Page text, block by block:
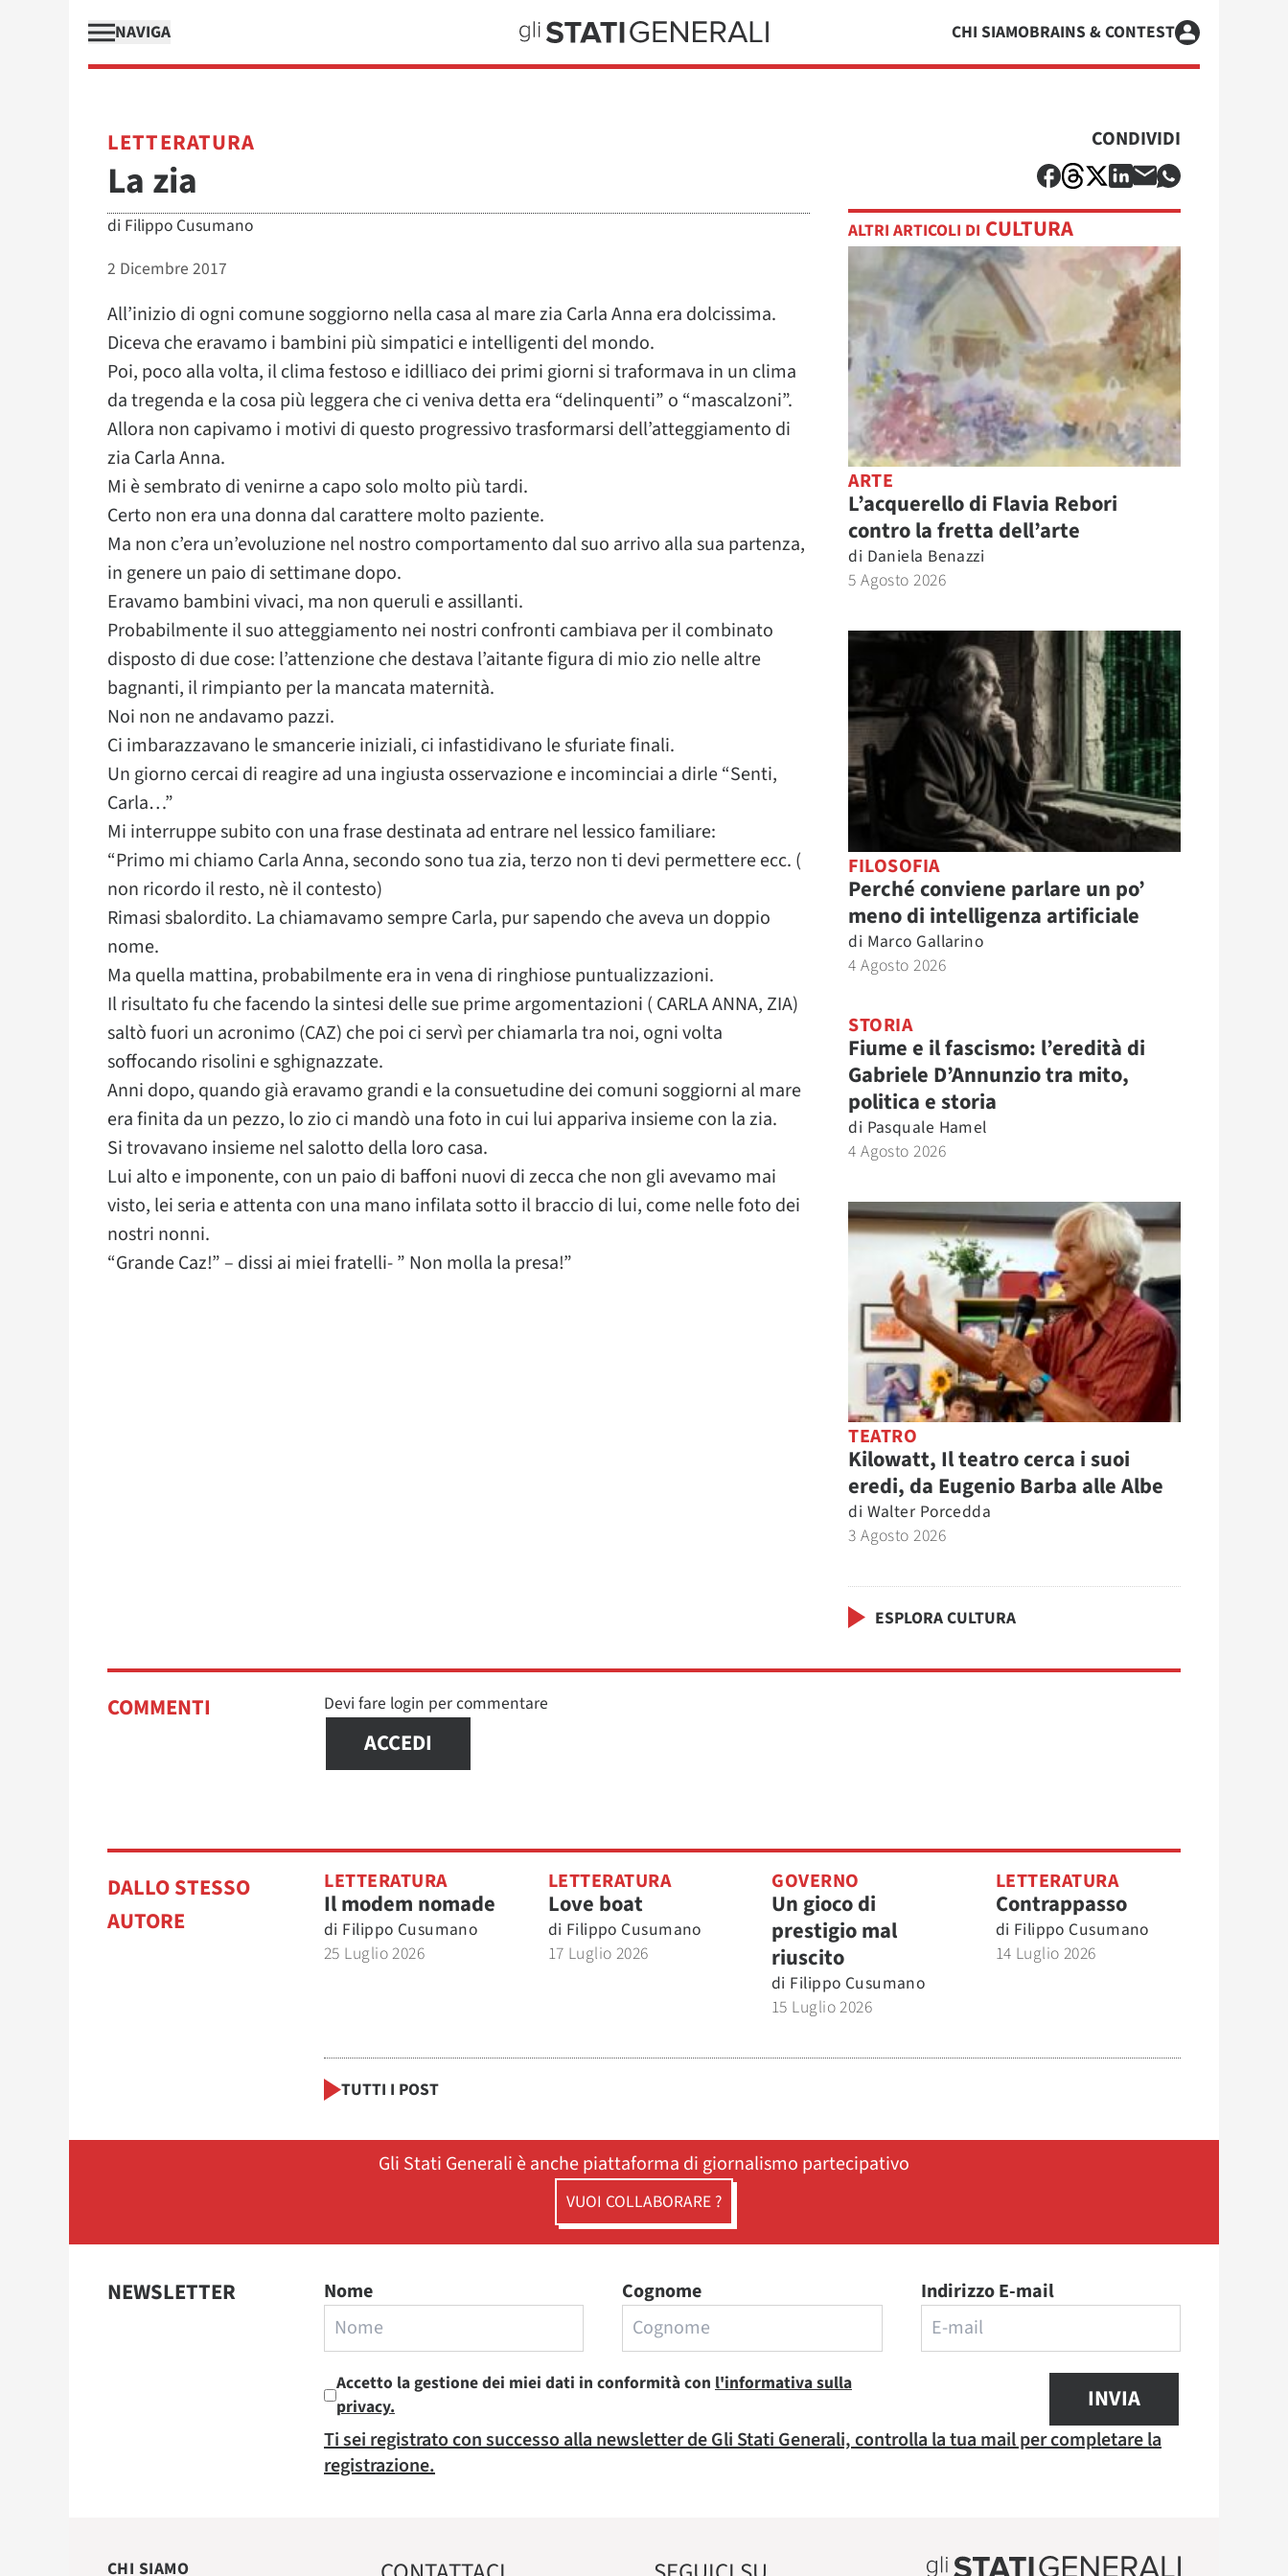
NAVIGA CHI SIAMOBRAINS & CONTEST
LETTERATURA
La zia
di Filippo Cusumano
2 Dicembre 2017
All’inizio di ogni comune soggiorno nella casa al mare zia Carla Anna era dolcissima.
Diceva che eravamo i bambini più simpatici e intelligenti del mondo.
Poi, poco alla volta, il clima festoso e idilliaco dei primi giorni si traformava in un clima
da tregenda e la cosa più leggera che ci veniva detta era “delinquenti” o “mascalzoni”.
Allora non capivamo i motivi di questo progressivo trasformarsi dell’atteggiamento di
zia Carla Anna.
Mi è sembrato di venirne a capo solo molto più tardi.
Certo non era una donna dal carattere molto paziente.
Ma non c’era un’evoluzione nel nostro comportamento dal suo arrivo alla sua partenza,
in genere un paio di settimane dopo.
Eravamo bambini vivaci, ma non queruli e assillanti.
Probabilmente il suo atteggiamento nei nostri confronti cambiava per il combinato
disposto di due cose: l’attenzione che destava l’aitante figura di mio zio nelle altre
bagnanti, il rimpianto per la mancata maternità.
Noi non ne andavamo pazzi.
Ci imbarazzavano le smancerie iniziali, ci infastidivano le sfuriate finali.
Un giorno cercai di reagire ad una ingiusta osservazione e incominciai a dirle “Senti,
Carla…”
Mi interruppe subito con una frase destinata ad entrare nel lessico familiare:
“Primo mi chiamo Carla Anna, secondo sono tua zia, terzo non ti devi permettere ecc. (
non ricordo il resto, nè il contesto)
Rimasi sbalordito. La chiamavamo sempre Carla, pur sapendo che aveva un doppio
nome.
Ma quella mattina, probabilmente era in vena di ringhiose puntualizzazioni.
Il risultato fu che facendo la sintesi delle sue prime argomentazioni ( CARLA ANNA, ZIA)
saltò fuori un acronimo (CAZ) che poi ci servì per chiamarla tra noi, ogni volta
soffocando risolini e sghignazzate.
Anni dopo, quando già eravamo grandi e la consuetudine dei comuni soggiorni al mare
era finita da un pezzo, lo zio ci mandò una foto in cui lui appariva insieme con la zia.
Si trovavano insieme nel salotto della loro casa.
Lui alto e imponente, con un paio di baffoni nuovi di zecca che non gli avevamo mai
visto, lei seria e attenta con una mano infilata sotto il braccio di lui, come nelle foto dei
nostri nonni.
“Grande Caz!” – dissi ai miei fratelli- ” Non molla la presa!”
CONDIVIDI
ALTRI ARTICOLI DI CULTURA
ARTE
L’acquerello di Flavia Rebori
contro la fretta dell’arte
di Daniela Benazzi
5 Agosto 2026
FILOSOFIA
Perché conviene parlare un po’
meno di intelligenza artificiale
di Marco Gallarino
4 Agosto 2026
STORIA
Fiume e il fascismo: l’eredità di
Gabriele D’Annunzio tra mito,
politica e storia
di Pasquale Hamel
4 Agosto 2026
TEATRO
Kilowatt, Il teatro cerca i suoi
eredi, da Eugenio Barba alle Albe
di Walter Porcedda
3 Agosto 2026
ESPLORA CULTURA
COMMENTI Devi fare login per commentare
ACCEDI
DALLO STESSO
AUTORE
LETTERATURA
Il modem nomade
di Filippo Cusumano
25 Luglio 2026
LETTERATURA
Love boat
di Filippo Cusumano
17 Luglio 2026
GOVERNO
Un gioco di
prestigio mal
riuscito
di Filippo Cusumano
15 Luglio 2026
LETTERATURA
Contrappasso
di Filippo Cusumano
14 Luglio 2026
TUTTI I POST
Gli Stati Generali è anche piattaforma di giornalismo partecipativo
VUOI COLLABORARE ?
NEWSLETTER Nome Cognome Indirizzo E-mail
Accetto la gestione dei miei dati in conformità con l'informativa sulla
privacy.
INVIA
Ti sei registrato con successo alla newsletter de Gli Stati Generali, controlla la tua mail per completare la
registrazione.
CHI SIAMO